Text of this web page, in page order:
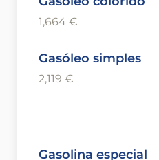
1,664 €
Gasóleo simples
2,119 €
Gasolina especial